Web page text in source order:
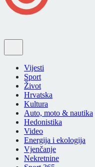
Vijesti
Sport
Život
Hrvatska
Kultura
Auto, moto & nautika
Hedonistika
Video
Energija i ekologija
Vjenčanje
Nekretnine